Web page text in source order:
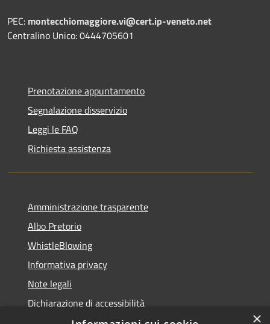
PEC: montecchiomaggiore.vi@cert.ip-veneto.net
Centralino Unico: 0444705601
Prenotazione appuntamento
Segnalazione disservizio
Leggi le FAQ
Richiesta assistenza
Amministrazione trasparente
Albo Pretorio
WhistleBlowing
Informativa privacy
Note legali
Dichiarazione di accessibilità
×